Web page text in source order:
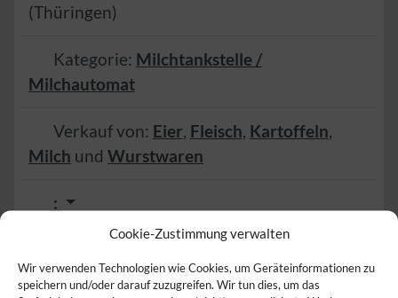
Cookie-Zustimmung verwalten
Wir verwenden Technologien wie Cookies, um Geräteinformationen zu
speichern und/oder darauf zuzugreifen. Wir tun dies, um das
(Thüringen)
Kategorie: Milchtankstelle /
Milchautomat
Verkauf von: Eier Fleisch Kartoffeln
Milch und Wurstwaren
:
Herzlich Zum Anbieter